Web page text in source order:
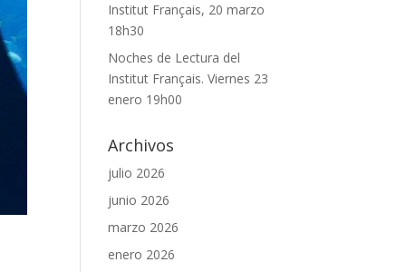
Institut Français, 20 marzo
18h30
Noches de Lectura del
Institut Français. Viernes 23
enero 19h00
Archivos
julio 2026
junio 2026
marzo 2026
enero 2026